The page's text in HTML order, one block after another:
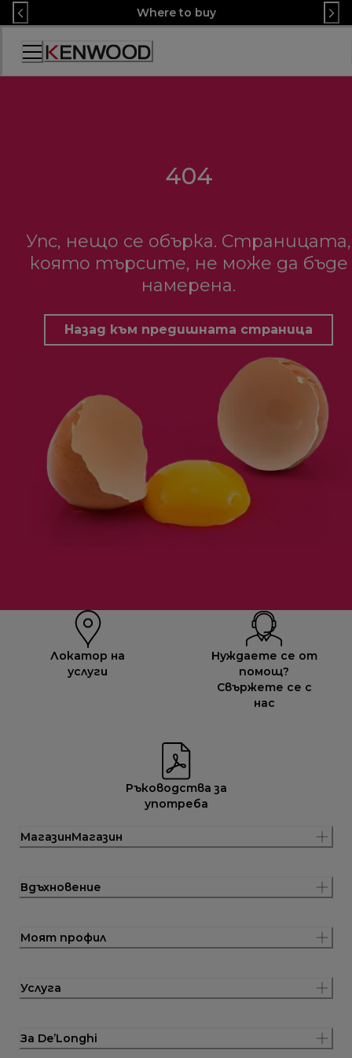
Skip
to
Content
Where to buy
Декларация
за
404
Упс, нещо се обърка. Страницата,
която търсите, не може да бъде
намерена.
Назад към предишната страница
Локатор на
услуги
Нуждаете се от
помощ?
Свържете се с
нас
Ръководства за
употреба
МагазинМагазин
Вдъхновение
Моят профил
Услуга
За De’Longhi